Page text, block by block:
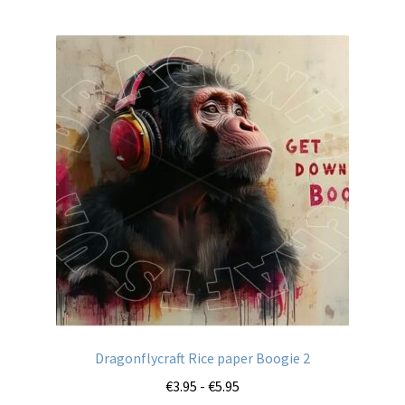
optie
worden
de
productpagina
Dragonflycraft Rice paper Boogie 2
€3.95 - €5.95